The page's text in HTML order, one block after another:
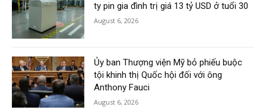
ty pin gia đình trị giá 13 tỷ USD ở tuổi 30
August 6, 2026
Ủy ban Thượng viện Mỹ bỏ phiếu buộc
tội khinh thị Quốc hội đối với ông
Anthony Fauci
August 6, 2026